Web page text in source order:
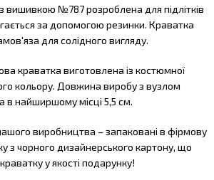
вишивкою №787 розроблена для підлітків
за допомогою резинки. Краватка
для солідного вигляду.
краватка виготовлена із костюмної
кольору. Довжина виробу з вузлом
в найширшому місці 5,5 см.
виробництва – запаковані в фірмову
з чорного дизайнерського картону, що
у якості подарунку!